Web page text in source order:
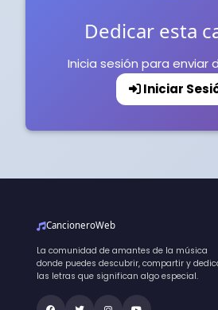
Dedicar esta
Inicia sesión para enviar
Iniciar
CancioneroWeb
La comunidad de amantes de la música
donde puedes descubrir, compartir y
las letras que significan algo especial.